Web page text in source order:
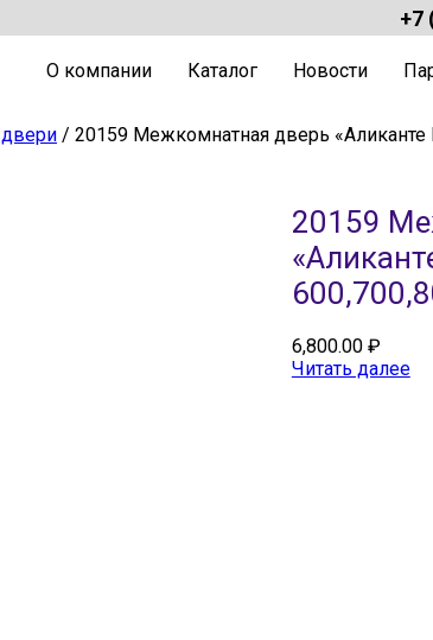
+7
О компании Каталог Новости
/ 20159 Межкомнатная дверь
20159
6,800.00 ₽
Читать далее